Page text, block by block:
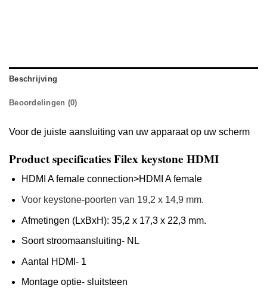
Beschrijving
Beoordelingen (0)
Voor de juiste aansluiting van uw apparaat op uw scherm
Product specificaties Filex keystone HDMI
HDMI A female connection>HDMI A female
Voor keystone-poorten van 19,2 x 14,9 mm.
Afmetingen (LxBxH): 35,2 x 17,3 x 22,3 mm.
Soort stroomaansluiting- NL
Aantal HDMI- 1
Montage optie- sluitsteen